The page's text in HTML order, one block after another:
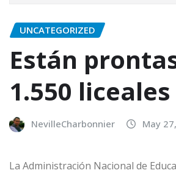
UNCATEGORIZED
Están
1.550
NevilleCharbonnier May
La Administración Nacional de